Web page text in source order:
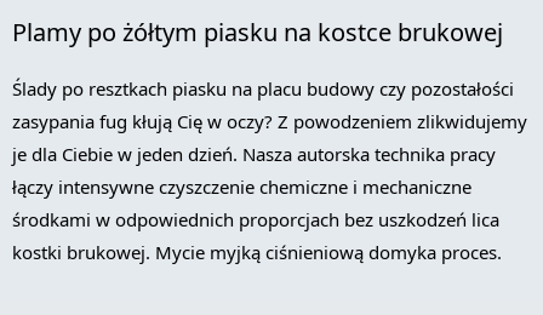
Plamy po żółtym piasku na kostce brukowej
Ślady po resztkach piasku na placu budowy czy pozostałości
zasypania fug kłują Cię w oczy? Z powodzeniem zlikwidujemy
je dla Ciebie w jeden dzień. Nasza autorska technika pracy
łączy intensywne czyszczenie chemiczne i mechaniczne
środkami w odpowiednich proporcjach bez uszkodzeń lica
kostki brukowej. Mycie myjką ciśnieniową domyka proces.